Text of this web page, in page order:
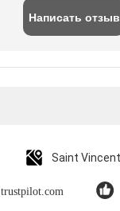
Написать отзыв
trustpilot.com